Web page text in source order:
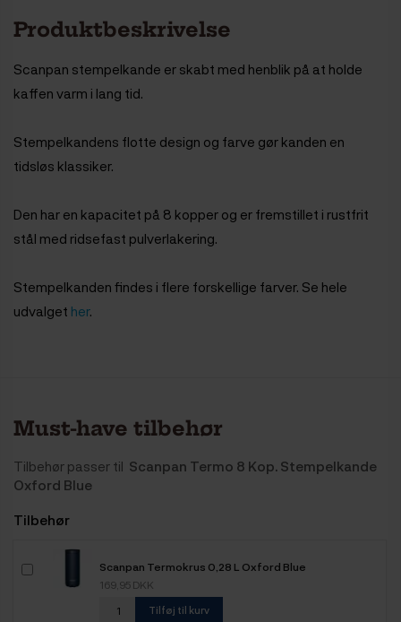
Produktbeskrivelse
Scanpan stempelkande er skabt med henblik på at holde
kaffen varm i lang tid.
Stempelkandens flotte design og farve gør kanden en
tidsløs klassiker.
Den har en kapacitet på 8 kopper og er fremstillet i rustfrit
stål med ridsefast pulverlakering.
Stempelkanden findes i flere forskellige farver. Se hele
udvalget her.
Must-have tilbehør
Tilbehør passer til Scanpan Termo 8 Kop. Stempelkande
Oxford Blue
Tilbehør
Scanpan Termokrus 0,28 L Oxford Blue
169,95 DKK
Tilføj til kurv